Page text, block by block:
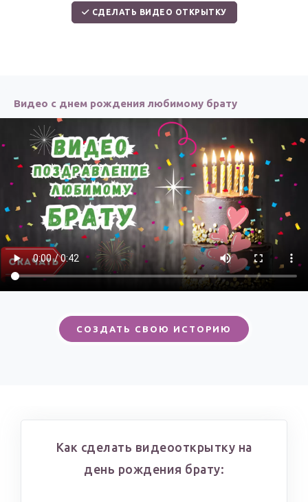
СДЕЛАТЬ ВИДЕО ОТКРЫТКУ
Видео с днем рождения любимому брату
СОЗДАТЬ СВОЮ ИСТОРИЮ
Как сделать видеооткрытку на
день рождения брату: